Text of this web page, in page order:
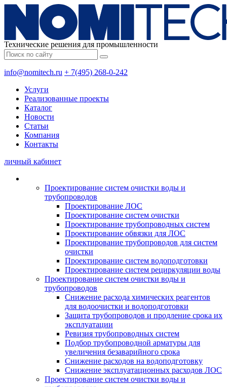
Технические решения для промышленности
info@nomitech.ru + 7(495) 268-0-242
Услуги
Реализованные проекты
Каталог
Новости
Статьи
Компания
Контакты
личный кабинет
Проектирование систем очистки воды и
трубопроводов
Проектирование ЛОС
Проектирование систем очистки
Проектирование трубопроводных систем
Проектирование обвязки для ЛОС
Проектирование трубопроводов для систем
очистки
Проектирование систем водоподготовки
Проектирование систем рециркуляции воды
Проектирование систем очистки воды и
трубопроводов
Снижение расхода химических реагентов
для водоочистки и водоподготовки
Защита трубопроводов и продление срока их
эксплуатации
Ревизия трубопроводных систем
Подбор трубопроводной арматуры для
увеличения безаварийного срока
Снижение расходов на водоподготовку
Снижение эксплуатационных расходов ЛОС
Проектирование систем очистки воды и